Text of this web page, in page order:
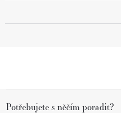
Potřebujete s něčím poradit?